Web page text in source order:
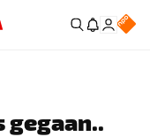
gegaan..